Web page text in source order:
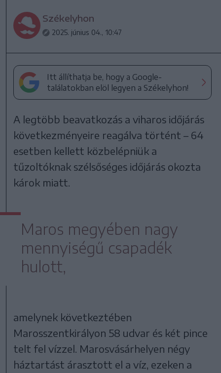
Székelyhon
2025. június 04., 10:47
Itt állíthatja be, hogy a Google-
találatokban elöl legyen a Székelyhon!
A legtöbb beavatkozás a viharos időjárás
következményeire reagálva történt – 64
esetben kellett közbelépniük a
tűzoltóknak szélsőséges időjárás okozta
károk miatt.
Maros megyében nagy
mennyiségű csapadék
hulott,
amelynek következtében
Marosszentkirályon 58 udvar és két pince
telt fel vízzel. Marosvásárhelyen négy
háztartást árasztott el a víz, ezeken a